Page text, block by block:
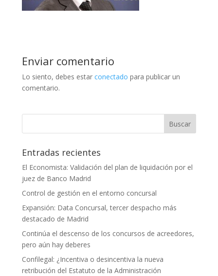
Enviar comentario
Lo siento, debes estar conectado para publicar un
comentario.
Entradas recientes
El Economista: Validación del plan de liquidación por el
juez de Banco Madrid
Control de gestión en el entorno concursal
Expansión: Data Concursal, tercer despacho más
destacado de Madrid
Continúa el descenso de los concursos de acreedores,
pero aún hay deberes
Confilegal: ¿Incentiva o desincentiva la nueva
retribución del Estatuto de la Administración